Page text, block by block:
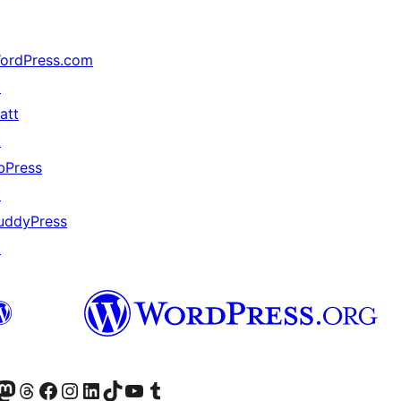
ာက်ကြည့်ရှုရန်
ောင့်သို့ သွားရောက်ကြည့်ရှုပါကျွန်ုပ်တို့၏ Threads အကောင့်သို့ ဝင်ရောက်ကြည့်ရှုရန်
ကျွန်ုပ်တို့၏ Facebook စာမျက်နှာသို့ သွားရောက်ကြည့်ရှုပါကျွန်ုပ်တို့၏ Instagram အကောင့်သို့ သွားရောက်ကြည့်ရှုပါ ကျွန်ုပ်တို့၏ LinkedIn အကောင့်သို့ သွားရောက်ကြည့်ရှုပါကျွန်ုပ်တို့၏ TikTok အကောင့်သို့ ဝင်ရောက်ကြည့်ရှုရန်
ကျွန်ုပ်တို့၏ YouTube ချန်နယ်သို့ သွားရောက်ကြည့်ရှုပါ ကျွန်ုပ်တို့၏ Tumblr အကောင့်သို့ ဝင်ရောက်ကြည့်ရှုရန်